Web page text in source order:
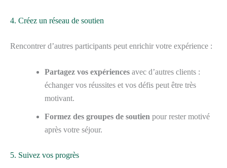
4. Créez un réseau de soutien
Rencontrer d’autres participants peut enrichir votre expérience :
Partagez vos expériences avec d’autres clients :
échanger vos réussites et vos défis peut être très
motivant.
Formez des groupes de soutien pour rester motivé
après votre séjour.
5. Suivez vos progrès